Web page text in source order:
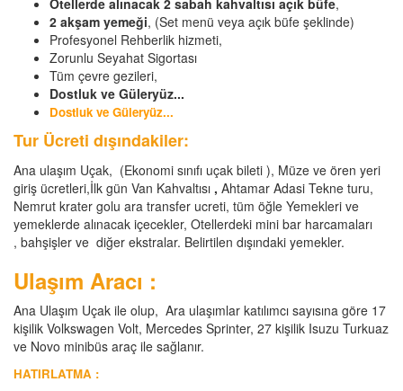
Otellerde alınacak 2 sabah kahvaltısı açık büfe,
2 akşam yemeği, (Set menü veya açık büfe şeklinde)
Profesyonel Rehberlik hizmeti,
Zorunlu Seyahat Sigortası
Tüm çevre gezileri,
Dostluk ve Güleryüz...
Dostluk ve Güleryüz...
Tur Ücreti dışındakiler:
Ana ulaşım Uçak, (Ekonomi sınıfı uçak bileti ), Müze ve ören yeri
giriş ücretleri,İlk gün Van Kahvaltısı , Ahtamar Adasi Tekne turu,
Nemrut krater golu ara transfer ucreti, tüm öğle Yemekleri ve
yemeklerde alınacak içecekler, Otellerdeki mini bar harcamaları
, bahşişler ve diğer ekstralar. Belirtilen dışındaki yemekler.
Ulaşım Aracı :
Ana Ulaşım Uçak ile olup, Ara ulaşımlar katılımcı sayısına göre 17
kişilik Volkswagen Volt, Mercedes Sprinter, 27 kişilik Isuzu Turkuaz
ve Novo minibüs araç ile sağlanır.
HATIRLATMA :